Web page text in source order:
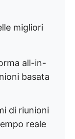
migliori
all-in-
basata
di riunioni
reale